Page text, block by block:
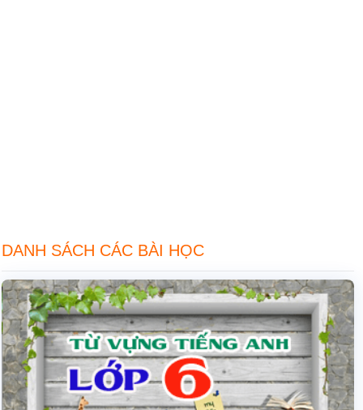
DANH SÁCH CÁC BÀI HỌC